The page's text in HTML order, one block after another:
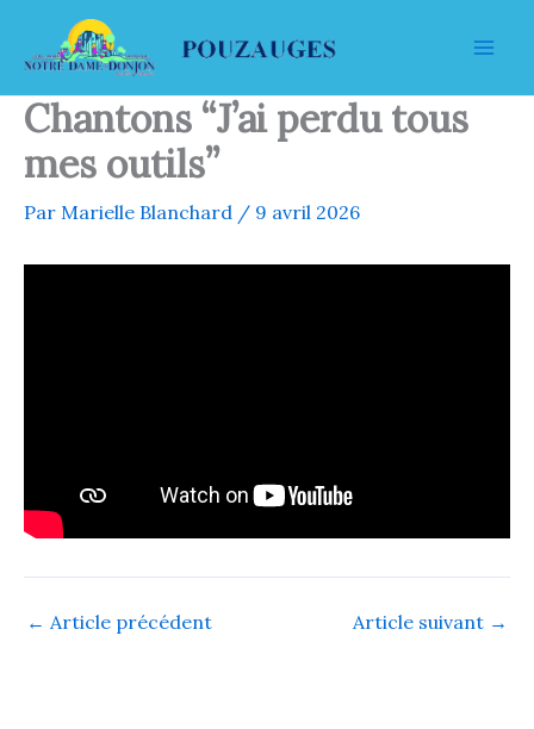
contenu
Chantons “J’ai perdu tous
mes outils”
Par Marielle Blanchard / 9 avril 2026
← Article précédent Article suivant →